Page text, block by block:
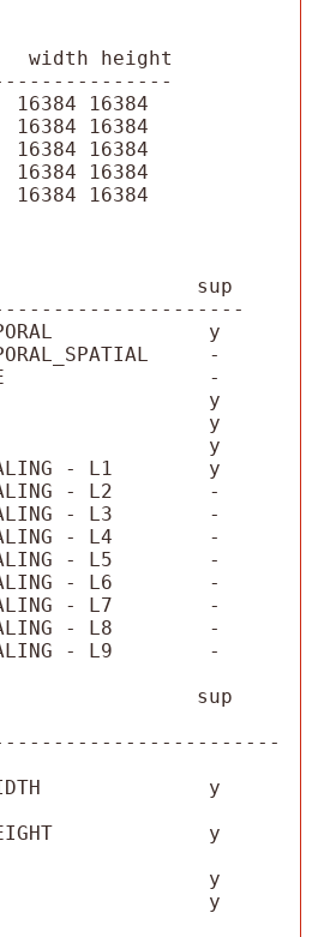
width height
16384
16384
16384 16384
16384 16384
16384
sup
y
-
-
y
y
y
- L1        y
- L2        -
- L3        -
- L4        -
- L5        -
- L6        -
- L7        -
- L8        -
- L9        -
sup
y
y
y
y